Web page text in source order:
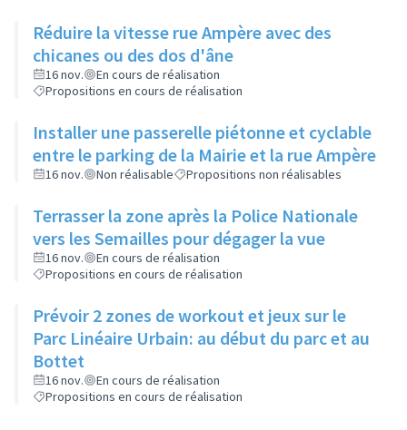
Réduire la vitesse rue Ampère avec des
chicanes ou des dos d'âne
16 nov.
En cours de réalisation
Propositions en cours de réalisation
Installer une passerelle piétonne et cyclable
entre le parking de la Mairie et la rue Ampère
16 nov. Non réalisable Propositions non réalisables
Terrasser la zone après la Police Nationale
vers les Semailles pour dégager la vue
16 nov.
En cours de réalisation
Propositions en cours de réalisation
Prévoir 2 zones de workout et jeux sur le
Parc Linéaire Urbain: au début du parc et au
Bottet
16 nov.
En cours de réalisation
Propositions en cours de réalisation